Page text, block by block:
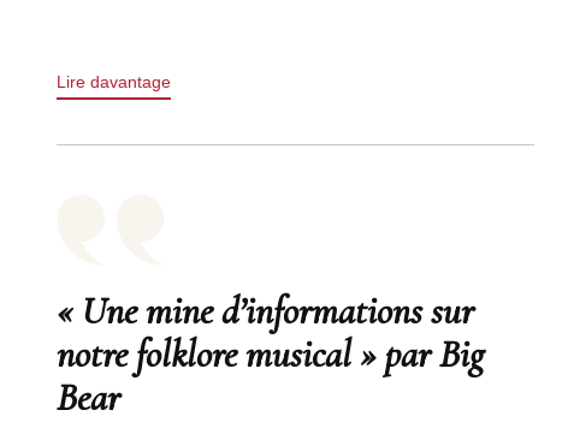
Lire davantage
« Une mine d’informations sur
notre folklore musical » par Big
Bear